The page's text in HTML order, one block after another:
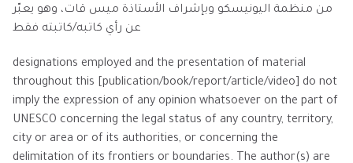
من منظمة اليونيسكو وبإشراف الأستاذة ميس قات، وهو يعبّر
عن رأي كاتبه/كاتبته فقط
designations employed and the presentation of material
throughout this [publication/book/report/article/video] do not
imply the expression of any opinion whatsoever on the part of
UNESCO concerning the legal status of any country, territory,
city or area or of its authorities, or concerning the
delimitation of its frontiers or boundaries. The author(s) are